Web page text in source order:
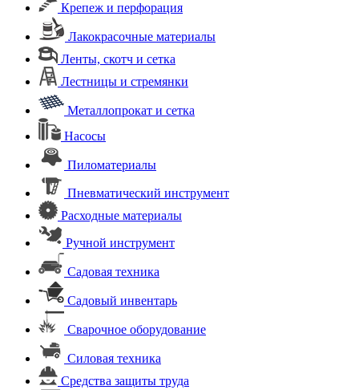
Крепеж и перфорация
Лакокрасочные материалы
Ленты, скотч и сетка
Лестницы и стремянки
Металлопрокат и сетка
Насосы
Пиломатериалы
Пневматический инструмент
Расходные материалы
Ручной инструмент
Садовая техника
Садовый инвентарь
Сварочное оборудование
Силовая техника
Средства защиты труда